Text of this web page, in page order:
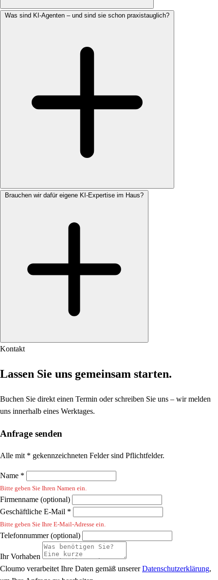
Was sind KI-Agenten – und sind sie schon praxistauglich?
Brauchen wir dafür eigene KI-Expertise im Haus?
Kontakt
Lassen Sie uns gemeinsam starten.
Buchen Sie direkt einen Termin oder schreiben Sie uns – wir melden
uns innerhalb eines Werktages.
Anfrage senden
Alle mit * gekennzeichneten Felder sind Pflichtfelder.
Name *
Bitte geben Sie Ihren Namen ein.
Firmenname (optional)
Geschäftliche E-Mail *
Bitte geben Sie Ihre E-Mail-Adresse ein.
Telefonnummer (optional)
Ihr Vorhaben
Cloumo verarbeitet Ihre Daten gemäß unsererDatenschutzerklärung,